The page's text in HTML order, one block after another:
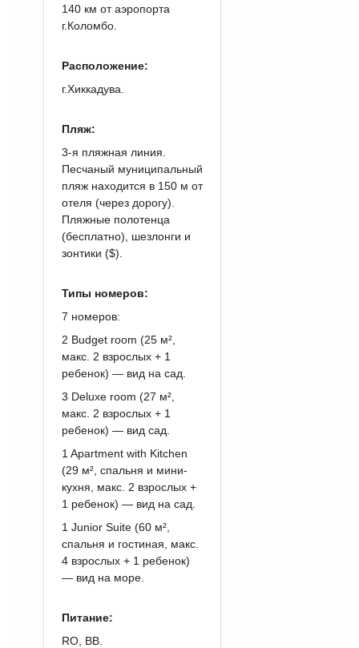
140 км от аэропорта
г.Коломбо.
Расположение:
г.Хиккадува.
Пляж:
3-я пляжная линия.
Песчаный муниципальный
пляж находится в 150 м от
отеля (через дорогу).
Пляжные полотенца
(бесплатно), шезлонги и
зонтики ($).
Типы номеров:
7 номеров:
2 Budget room (25 м²,
макс. 2 взрослых + 1
ребенок) — вид на сад.
3 Deluxe room (27 м²,
макс. 2 взрослых + 1
ребенок) — вид сад.
1 Apartment with Kitchen
(29 м², спальня и мини-
кухня, макс. 2 взрослых +
1 ребенок) — вид на сад.
1 Junior Suite (60 м²,
спальня и гостиная, макс.
4 взрослых + 1 ребенок)
— вид на море.
Питание:
RO, BB.